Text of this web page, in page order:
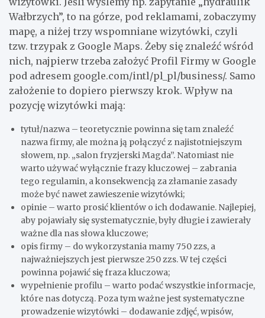
Wałbrzych”, to na górze, pod reklamami, zobaczymy
mapę, a niżej trzy wspomniane wizytówki, czyli
tzw. trzypak z Google Maps. Żeby się znaleźć wśród
nich, najpierw trzeba założyć Profil Firmy w Google
pod adresem google.com/intl/pl_pl/business/. Samo
założenie to dopiero pierwszy krok. Wpływ na
pozycję wizytówki mają:
tytuł/nazwa – teoretycznie powinna się tam znaleźć
nazwa firmy, ale można ją połączyć z najistotniejszym
słowem, np. „salon fryzjerski Magda”. Natomiast nie
warto używać wyłącznie frazy kluczowej – zabrania
tego regulamin, a konsekwencją za złamanie zasady
może być nawet zawieszenie wizytówki;
opinie – warto prosić klientów o ich dodawanie. Najlepiej,
aby pojawiały się systematycznie, były długie i zawierały
ważne dla nas słowa kluczowe;
opis firmy – do wykorzystania mamy 750 zzs, a
najważniejszych jest pierwsze 250 zzs. W tej części
powinna pojawić się fraza kluczowa;
wypełnienie profilu – warto podać wszystkie informacje,
które nas dotyczą. Poza tym ważne jest systematyczne
prowadzenie wizytówki – dodawanie zdjęć, wpisów,